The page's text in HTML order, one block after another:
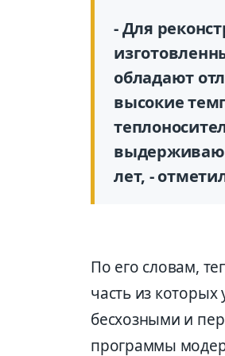
- Для
обладают
высокие
лет, -
По его словам,
часть из
бесхозными и
программы